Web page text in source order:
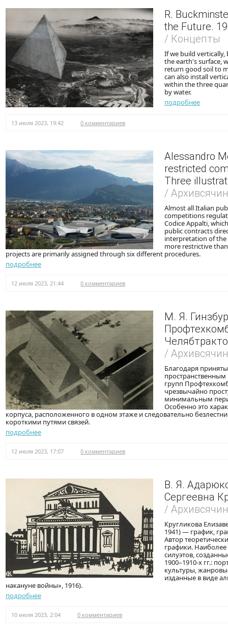
R.
the Future.
/ Концепты
If we build
the earth's surface,
return good soil to
can also install
within the three
by water.
подробнее
13 июля 2023, 19:42 0 комментариев
Alessandro
restricted
Three
/
Almost all Italian
competitions
Codice Appalti,
public contracts
interpretation of the
more restrictive
projects are primarily assigned through six different procedures.
подробнее
12 июля 2023, 21:44 0 комментариев
М. Я.
/
Благодаря
групп
чрезвычайно
минимальным
Особенно это
корпуса, расположенного в одном этаже и следовательно
короткими путями связей.
подробнее
12 июля 2023, 17:07 0 комментариев
В. Я.
Сергеевна
/
Кругликова
1941) — график,
Автор
графики. Наиболее
силуэтов,
1900–1910-х гг.:
культуры,
изданные в виде
накануне войны», 1916).
подробнее
10 июля 2023, 2:04 0 комментариев